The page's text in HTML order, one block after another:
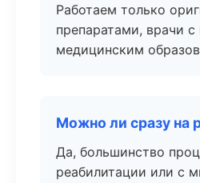
Работаем только
препаратами, врачи
медицинским
Можно ли сразу на
Да, большинство
реабилитации или с